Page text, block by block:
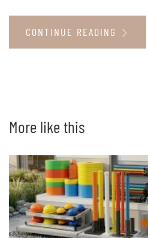
CONTINUE READING
More like this